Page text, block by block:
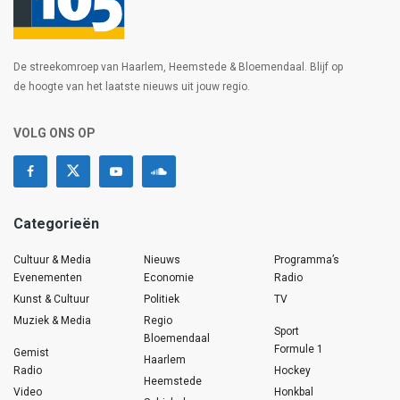
De streekomroep van Haarlem, Heemstede & Bloemendaal. Blijf op
de hoogte van het laatste nieuws uit jouw regio.
VOLG ONS OP
Categorieën
Cultuur & Media
Evenementen
Kunst & Cultuur
Muziek & Media
Gemist
Radio
Video
Nieuws
Economie
Politiek
Regio
Bloemendaal
Haarlem
Heemstede
Programma’s
Radio
TV
Sport
Formule 1
Hockey
Honkbal